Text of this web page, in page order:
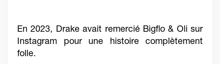
En 2023, Drake avait remercié Bigflo & Oli sur
Instagram pour une histoire complètement
folle.